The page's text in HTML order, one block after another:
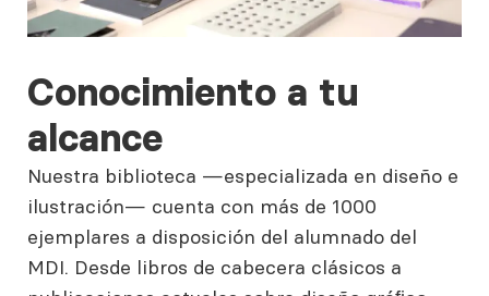
Conocimiento a tu
alcance
Nuestra biblioteca —especializada en diseño e
ilustración— cuenta con más de 1000
ejemplares a disposición del alumnado del
MDI. Desde libros de cabecera clásicos a